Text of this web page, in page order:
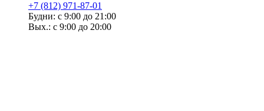
+7 (812) 971-87-01
Будни: с 9:00 до 21:00
Вых.: с 9:00 до 20:00